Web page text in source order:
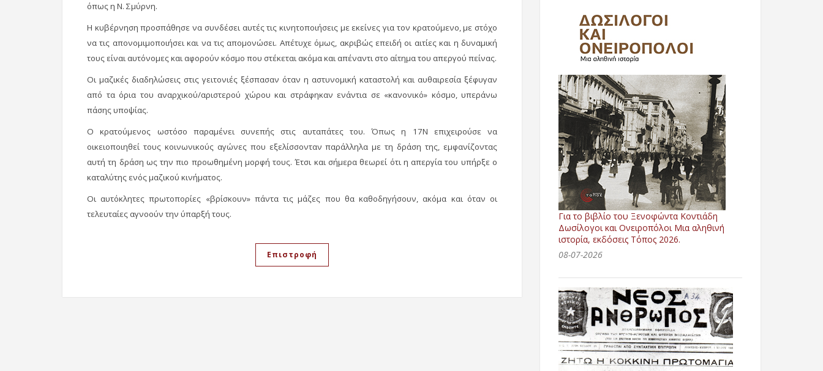
όπως η Ν. Σμύρνη.
Η κυβέρνηση προσπάθησε να συνδέσει αυτές τις κινητοποιήσεις με εκείνες για τον κρατούμενο, με στόχο
να τις απονομιμοποιήσει και να τις απομονώσει. Απέτυχε όμως, ακριβώς επειδή οι αιτίες και η δυναμική
τους είναι αυτόνομες και αφορούν κόσμο που στέκεται ακόμα και απέναντι στο αίτημα του απεργού πείνας.
Οι μαζικές διαδηλώσεις στις γειτονιές ξέσπασαν όταν η αστυνομική καταστολή και αυθαιρεσία ξέφυγαν
από τα όρια του αναρχικού/αριστερού χώρου και στράφηκαν ενάντια σε «κανονικό» κόσμο, υπεράνω
πάσης υποψίας.
Ο κρατούμενος ωστόσο παραμένει συνεπής στις αυταπάτες του. Όπως η 17Ν επιχειρούσε να
οικειοποιηθεί τους κοινωνικούς αγώνες που εξελίσσονταν παράλληλα με τη δράση της, εμφανίζοντας
αυτή τη δράση ως την πιο προωθημένη μορφή τους. Έτσι και σήμερα θεωρεί ότι η απεργία του υπήρξε ο
καταλύτης ενός μαζικού κινήματος.
Οι αυτόκλητες πρωτοπορίες «βρίσκουν» πάντα τις μάζες που θα καθοδηγήσουν, ακόμα και όταν οι
τελευταίες αγνοούν την ύπαρξή τους.
Επιστροφή
Για το βιβλίο του Ξενοφώντα Κοντιάδη
Δωσίλογοι και Ονειροπόλοι Μια αληθινή
ιστορία, εκδόσεις Τόπος 2026.
08-07-2026